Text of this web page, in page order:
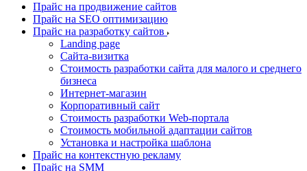
Прайс на продвижение сайтов
Прайс на SEO оптимизацию
Прайс на разработку сайтов
Landing page
Cайта-визитка
Стоимость разработки сайта для малого и среднего
бизнеса
Интернет-магазин
Корпоративный сайт
Стоимость разработки Web-портала
Стоимость мобильной адаптации сайтов
Установка и настройка шаблона
Прайс на контекстную рекламу
Прайс на SMM